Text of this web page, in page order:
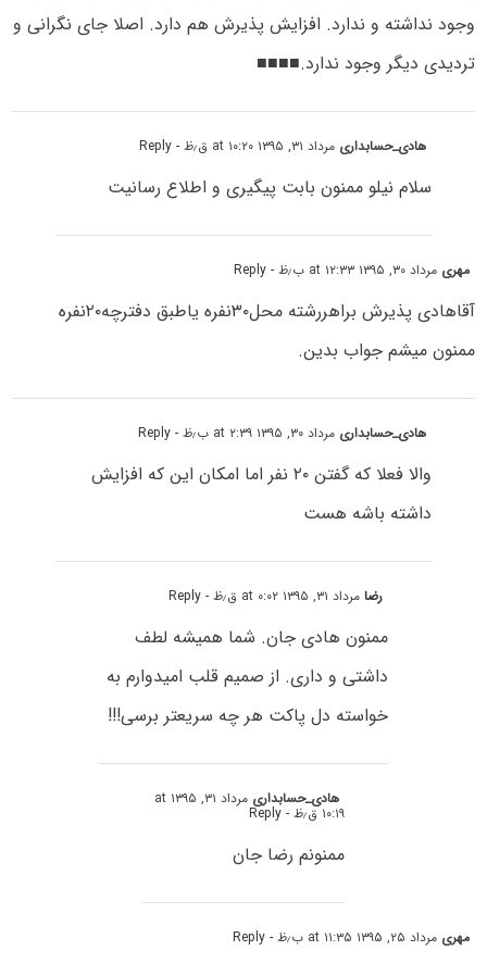
وجود نداشته و ندارد. افزایش پذیرش هم دارد. اصلا جای نگرانی و
تردیدی دیگر وجود ندارد.■■■■
هادی_حسابداری مرداد ۳۱, ۱۳۹۵ at ۱۰:۲۰ ق٫ظ - Reply
سلام نیلو ممنون بابت پیگیری و اطلاع رسانیت
مهری مرداد ۳۰, ۱۳۹۵ at ۱۲:۳۳ ب٫ظ - Reply
آقاهادی پذیرش براهررشته محل۳۰نفره یاطبق دفترچه۲۰نفره
ممنون میشم جواب بدین.
هادی_حسابداری مرداد ۳۰, ۱۳۹۵ at ۲:۳۹ ب٫ظ - Reply
والا فعلا که گفتن ۲۰ نفر اما امکان این که افزایش
داشته باشه هست
رضامرداد ۳۱, ۱۳۹۵ at ۰:۰۲ ق٫ظ - Reply
ممنون هادی جان. شما همیشه لطف
داشتی و داری. از صمیم قلب امیدوارم به
خواسته دل پاکت هر چه سریعتر برسی!!!
هادی_حسابداری مرداد ۳۱, ۱۳۹۵ at
۱۰:۱۹ ق٫ظ - Reply
ممنونم رضا جان
مهری مرداد ۲۵, ۱۳۹۵ at ۱۱:۳۵ ب٫ظ - Reply